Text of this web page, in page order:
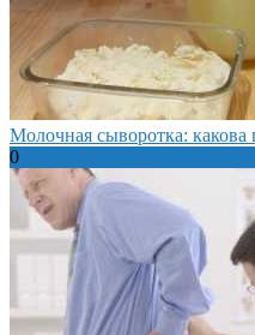
Молочная сыворотка: какова
0